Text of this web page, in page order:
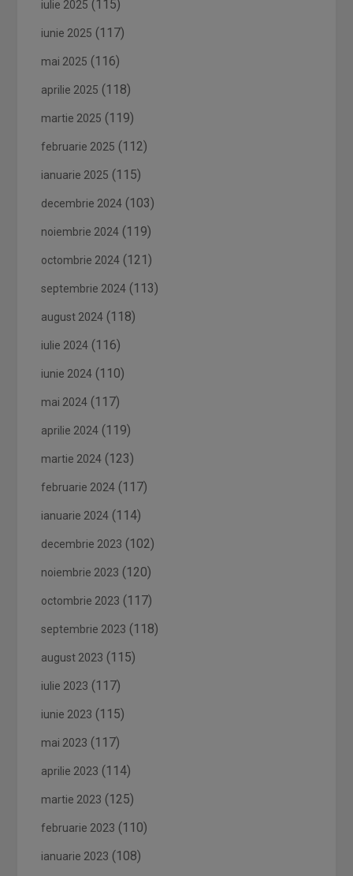
iulie 2025 (115)
iunie 2025 (117)
mai 2025 (116)
aprilie 2025 (118)
martie 2025 (119)
februarie 2025 (112)
ianuarie 2025 (115)
decembrie 2024 (103)
noiembrie 2024 (119)
octombrie 2024 (121)
septembrie 2024 (113)
august 2024 (118)
iulie 2024 (116)
iunie 2024 (110)
mai 2024 (117)
aprilie 2024 (119)
martie 2024 (123)
februarie 2024 (117)
ianuarie 2024 (114)
decembrie 2023 (102)
noiembrie 2023 (120)
octombrie 2023 (117)
septembrie 2023 (118)
august 2023 (115)
iulie 2023 (117)
iunie 2023 (115)
mai 2023 (117)
aprilie 2023 (114)
martie 2023 (125)
februarie 2023 (110)
ianuarie 2023 (108)